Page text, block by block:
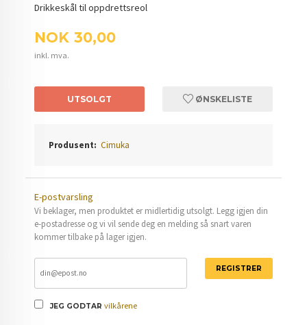
Drikkeskål til oppdrettsreol
Pris
NOK 30,00
inkl. mva.
UTSOLGT ØNSKELISTE
Produsent: Cimuka
E-postvarsling
Vi beklager, men produktet er midlertidig utsolgt. Legg igjen din
e-postadresse og vi vil sende deg en melding så snart varen
kommer tilbake på lager igjen.
JEG GODTAR vilkårene
REGISTRER